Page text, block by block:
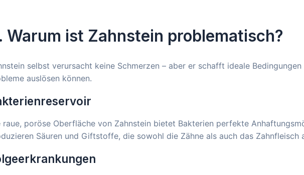
Warum ist Zahnstein problematisch?
selbst verursacht keine Schmerzen – aber er schafft ideale
auslösen können.
raue, poröse Oberfläche von Zahnstein bietet Bakterien perfekte
Säuren und Giftstoffe, die sowohl die Zähne als auch das Zahnfleisch